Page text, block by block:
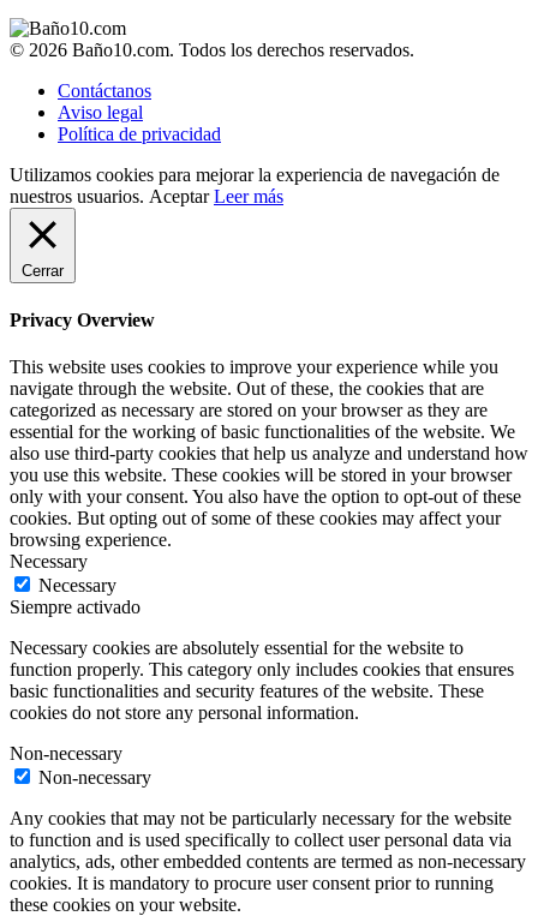
© 2026 Baño10.com. Todos los derechos reservados.
Contáctanos
Aviso legal
Política de privacidad
Utilizamos cookies para mejorar la experiencia de navegación de
nuestros usuarios. Aceptar Leer más
Cerrar
Privacy Overview
This website uses cookies to improve your experience while you
navigate through the website. Out of these, the cookies that are
categorized as necessary are stored on your browser as they are
essential for the working of basic functionalities of the website. We
also use third-party cookies that help us analyze and understand how
you use this website. These cookies will be stored in your browser
only with your consent. You also have the option to opt-out of these
cookies. But opting out of some of these cookies may affect your
browsing experience.
Necessary
Necessary
Siempre activado
Necessary cookies are absolutely essential for the website to
function properly. This category only includes cookies that ensures
basic functionalities and security features of the website. These
cookies do not store any personal information.
Non-necessary
Non-necessary
Any cookies that may not be particularly necessary for the website
to function and is used specifically to collect user personal data via
analytics, ads, other embedded contents are termed as non-necessary
cookies. It is mandatory to procure user consent prior to running
these cookies on your website.